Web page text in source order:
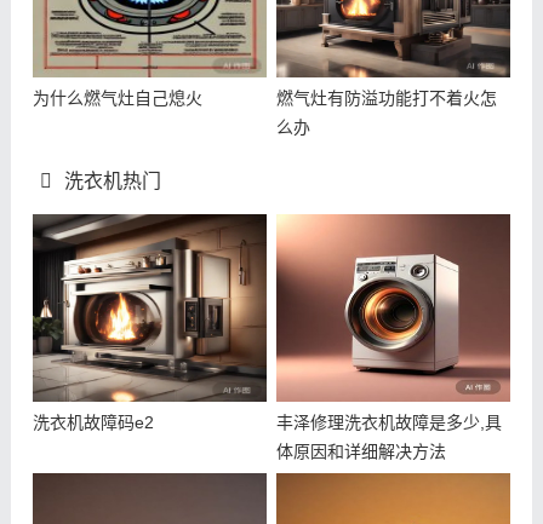
为什么燃气灶自己熄火
燃气灶有防溢功能打不着火怎
么办
洗衣机热门
洗衣机故障码e2
丰泽修理洗衣机故障是多少,具
体原因和详细解决方法